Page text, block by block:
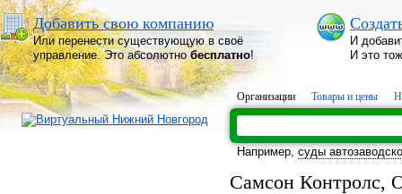
Добавить свою компанию
Или перенести существующую в своё
управление. Это абсолютнобесплатно!
И
И это
Организации Товары и цены
Например, суды
Самсон Контролс,